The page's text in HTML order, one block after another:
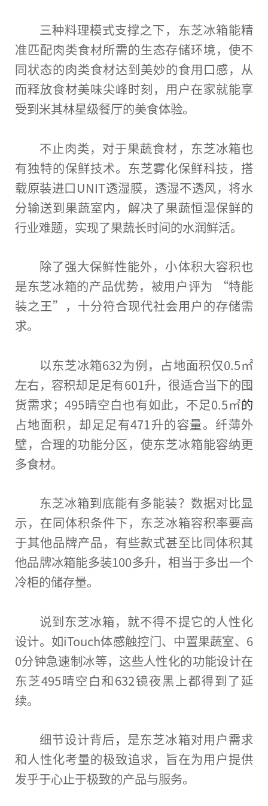
三种料理模式支撑之下，东芝冰箱能精
准匹配肉类食材所需的生态存储环境，使不
同状态的肉类食材达到美妙的食用口感，从
而释放食材美味尖峰时刻，用户在家就能享
受到米其林星级餐厅的美食体验。
不止肉类，对于果蔬食材，东芝冰箱也
有独特的保鲜技术。东芝雾化保鲜科技，搭
载原装进口UNIT透湿膜，透湿不透风，将水
分输送到果蔬室内，解决了果蔬恒湿保鲜的
行业难题，实现了果蔬长时间的水润鲜活。
除了强大保鲜性能外，小体积大容积也
是东芝冰箱的产品优势，被用户评为 “特能
装之王”，十分符合现代社会用户的存储需
求。
以东芝冰箱632为例，占地面积仅0.5㎡
左右，容积却足足有601升，很适合当下的囤
货需求；495晴空白也有如此，不足0.5㎡的
占地面积，却足足有471升的容量。纤薄外
壁，合理的功能分区，使东芝冰箱能容纳更
多食材。
东芝冰箱到底能有多能装？数据对比显
示，在同体积条件下，东芝冰箱容积率要高
于其他品牌产品，有些款式甚至比同体积其
他品牌冰箱能多装100多升，相当于多出一个
冷柜的储存量。
说到东芝冰箱，就不得不提它的人性化
设计。如iTouch体感触控门、中置果蔬室、6
0分钟急速制冰等，这些人性化的功能设计在
东芝495晴空白和632镜夜黑上都得到了延
续。
细节设计背后， 是东芝冰箱对用户需求
和人性化考量的极致追求，旨在为用户提供
发乎于心止于极致的产品与服务。